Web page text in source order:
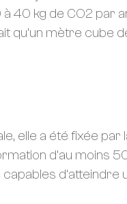
40 kg de CO2 par
qu’un mètre cube
elle a été fixée par
d’au moins